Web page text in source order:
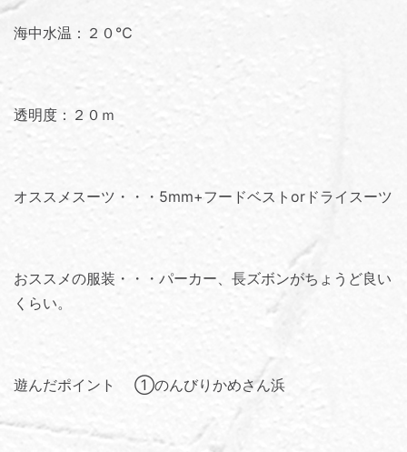
海中水温：２０℃
透明度：２０ｍ
オススメスーツ・・・5mm+フードベストorドライスーツ
おススメの服装・・・パーカー、長ズボンがちょうど良い
くらい。
遊んだポイント ①のんびりかめさん浜